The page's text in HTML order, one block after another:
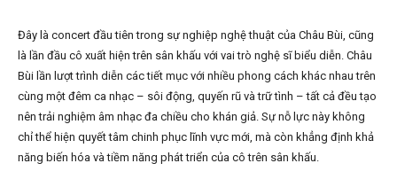
Đây là concert đầu tiên trong sự nghiệp nghệ thuật của Châu Bùi, cũng
là lần đầu cô xuất hiện trên sân khấu với vai trò nghệ sĩ biểu diễn. Châu
Bùi lần lượt trình diễn các tiết mục với nhiều phong cách khác nhau trên
cùng một đêm ca nhạc – sôi động, quyến rũ và trữ tình – tất cả đều tạo
nên trải nghiệm âm nhạc đa chiều cho khán giả. Sự nỗ lực này không
chỉ thể hiện quyết tâm chinh phục lĩnh vực mới, mà còn khẳng định khả
năng biến hóa và tiềm năng phát triển của cô trên sân khấu.